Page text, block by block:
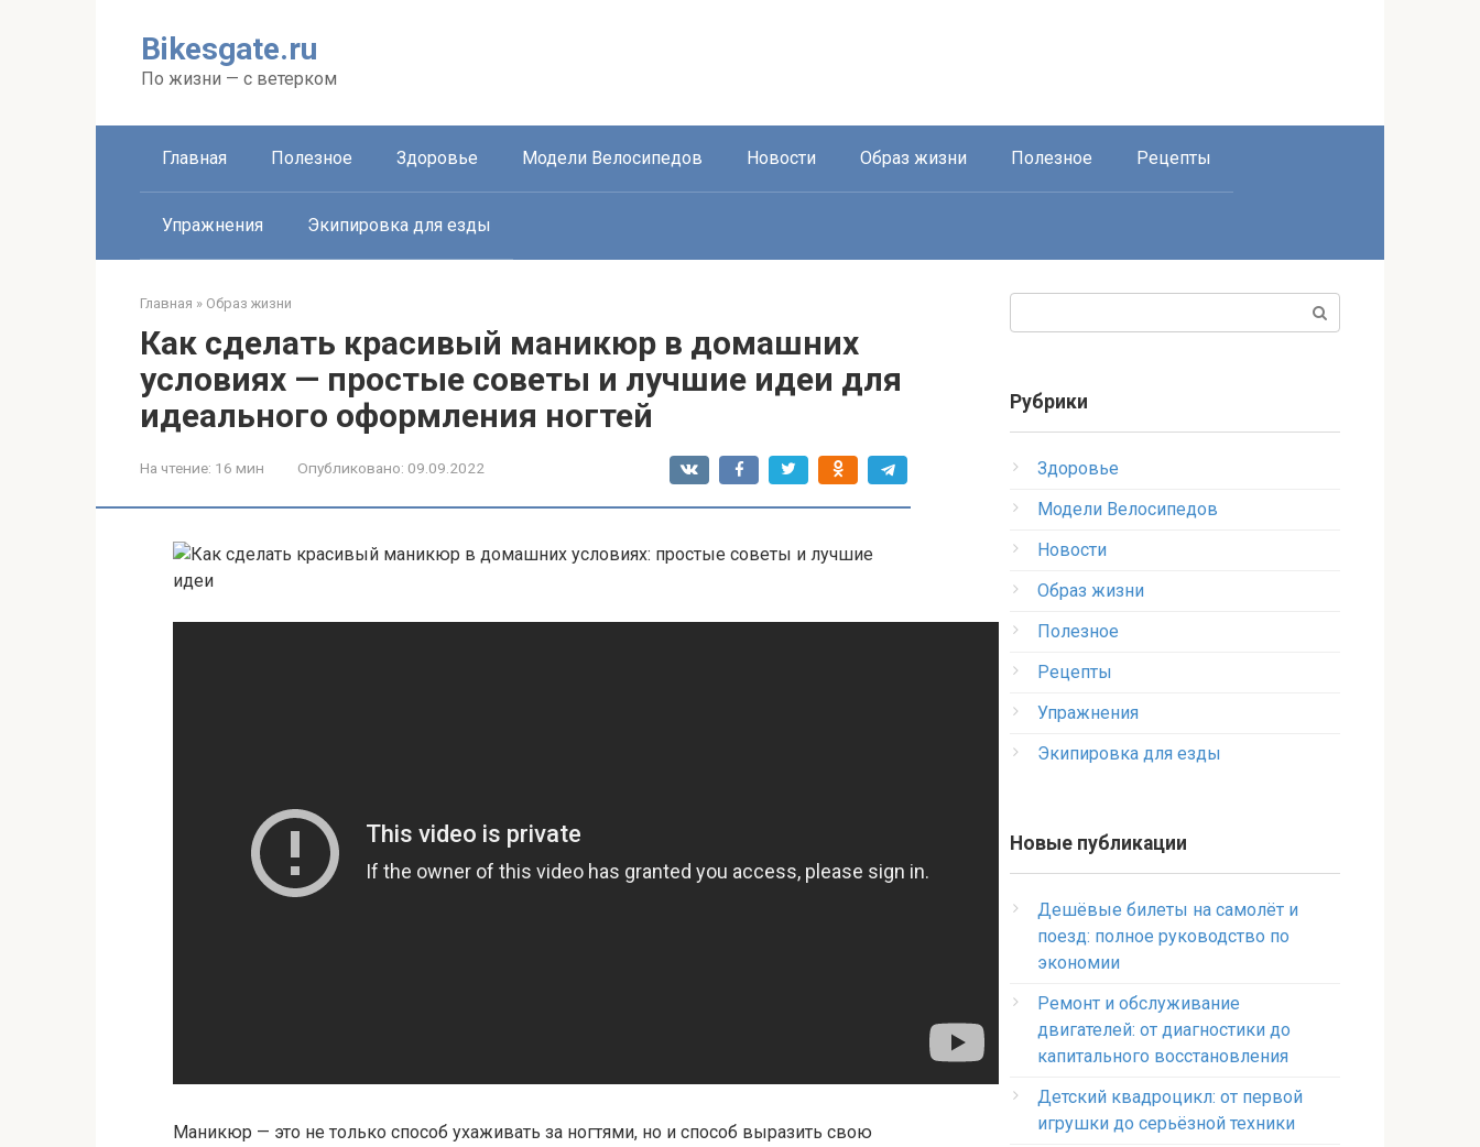
Bikesgate.ru
По жизни — с ветерком
Главная Полезное Здоровье Модели Велосипедов Новости Образ жизни Полезное Рецепты
Упражнения Экипировка для езды
Главная » Образ жизни
Как сделать красивый маникюр в домашних
условиях — простые советы и лучшие идеи для
идеального оформления ногтей
На чтение: 16 мин Опубликовано: 09.09.2022
Маникюр — это не только способ ухаживать за ногтями, но и способ выразить свою
Рубрики
Здоровье
Модели Велосипедов
Новости
Образ жизни
Полезное
Рецепты
Упражнения
Экипировка для езды
Новые публикации
Дешёвые билеты на самолёт и
поезд: полное руководство по
экономии
Ремонт и обслуживание
двигателей: от диагностики до
капитального восстановления
Детский квадроцикл: от первой
игрушки до серьёзной техники